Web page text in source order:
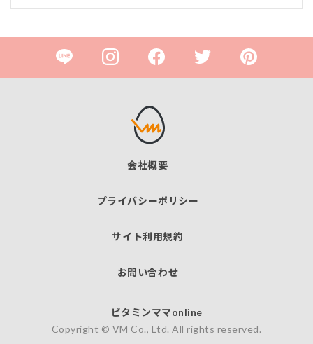
会社概要
プライバシーポリシー
サイト利用規約
お問い合わせ
ビタミンママonline
Copyright © VM Co., Ltd. All rights reserved.